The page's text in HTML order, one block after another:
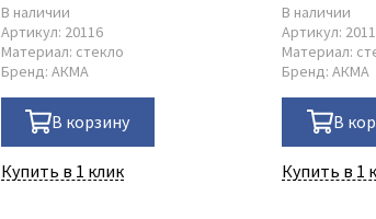
В наличии
Артикул: 20116
Материал: стекло
Бренд: АКМА
В корзину
Купить в 1 клик
В наличии
Артикул:
Материал:
Бренд:АКМА
В
Купить в 1